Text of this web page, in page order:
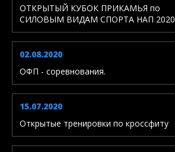
ОТКРЫТЫЙ КУБОК ПРИКАМЬЯ по
СИЛОВЫМ ВИДАМ СПОРТА НАП 2020
02.08.2020
ОФП - соревнования.
15.07.2020
Открытые тренировки по кроссфиту